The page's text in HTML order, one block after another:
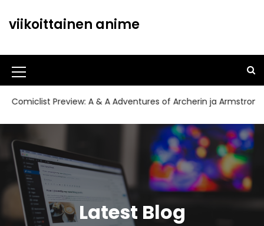
t
c
t
viikoittainen anime
M
e
n
u
I
c
o
n
Preview: A & A Adventures of Archerin ja Armstrong#11
Latest Blog